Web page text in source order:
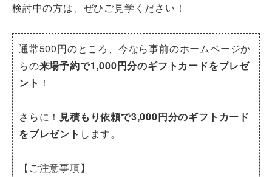
検討中の方は、ぜひご見学ください！
通常500円のところ、今なら事前のホームページか
らの来場予約で1,000円分のギフトカードをプレゼ
ント ！
さらに！ 見積もり依頼で3,000円分のギフトカード
をプレゼント します。
【ご注意事項】